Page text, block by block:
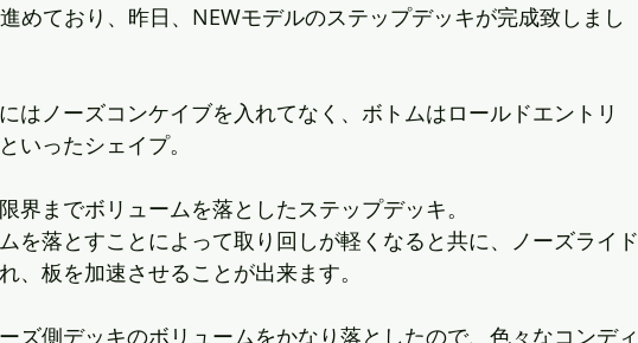
めており、昨日、NEWモデルのステップデッキが完成致しまし
はノーズコンケイブを入れてなく、ボトムはロールドエントリ
いったシェイプ。
界までボリュームを落としたステップデッキ。
を落とすことによって取り回しが軽くなると共に、ノーズライド
、板を加速させることが出来ます。
ズ側デッキのボリュームをかなり落としたので、色々なコンディ